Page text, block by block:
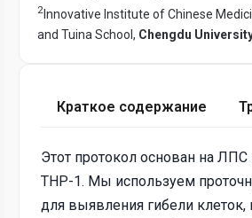
2 Innovative Institute of Chinese
and Tuina School, Chengdu
Краткое содержание
Этот протокол основан на
THP-1. Мы используем
для выявления гибели